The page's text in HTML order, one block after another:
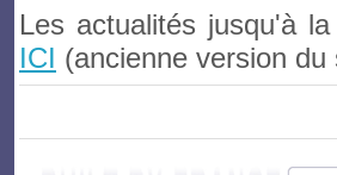
Les actualités jusqu'à
ICI (ancienne version du